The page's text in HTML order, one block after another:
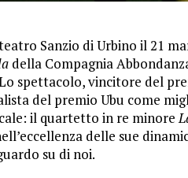
Sanzio di Urbino il 21
della Compagnia
spettacolo, vincitore del
del premio Ubu come
il quartetto in re minore
delle sue
su di noi.